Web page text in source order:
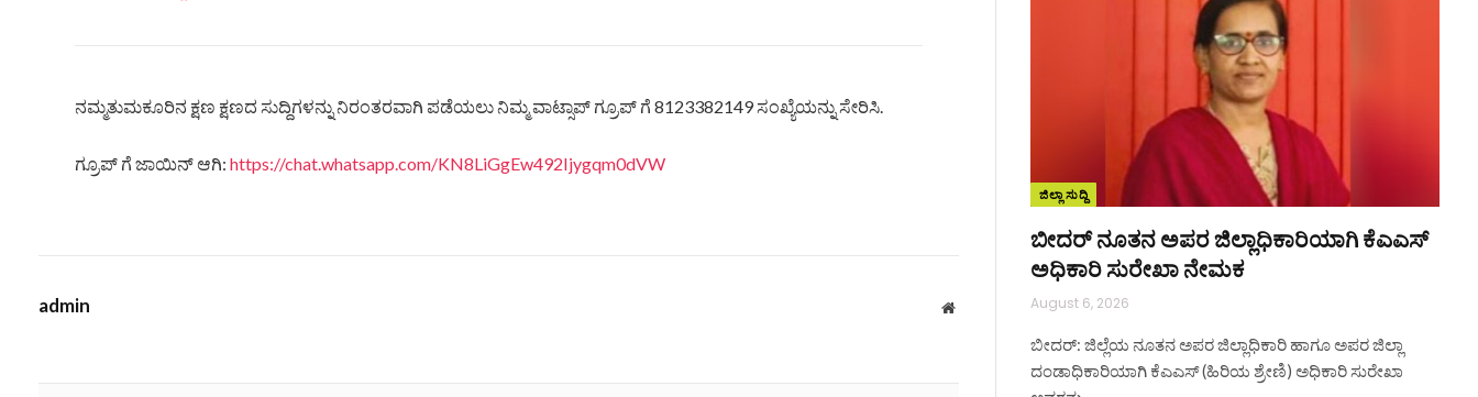
ನಮ್ಮತುಮಕೂರಿನ ಕ್ಷಣ ಕ್ಷಣದ ಸುದ್ದಿಗಳನ್ನು ನಿರಂತರವಾಗಿ ಪಡೆಯಲು ನಿಮ್ಮ ವಾಟ್ಸಾಪ್ ಗ್ರೂಪ್ ಗೆ 8123382149 ಸಂಖ್ಯೆಯನ್ನು ಸೇರಿಸಿ.
ಗ್ರೂಪ್ ಗೆ ಜಾಯಿನ್ ಆಗಿ: https://chat.whatsapp.com/KN8LiGgEw492Ijygqm0dVW
admin Website
ಜಿಲ್ಲಾ ಸುದ್ದಿ
ಬೀದರ್ ನೂತನ ಅಪರ ಜಿಲ್ಲಾಧಿಕಾರಿಯಾಗಿ ಕೆಎಎಸ್
ಅಧಿಕಾರಿ ಸುರೇಖಾ ನೇಮಕ
August 6, 2026
ಬೀದರ್: ಜಿಲ್ಲೆಯ ನೂತನ ಅಪರ ಜಿಲ್ಲಾಧಿಕಾರಿ ಹಾಗೂ ಅಪರ ಜಿಲ್ಲಾ
ದಂಡಾಧಿಕಾರಿಯಾಗಿ ಕೆಎಎಸ್ (ಹಿರಿಯ ಶ್ರೇಣಿ) ಅಧಿಕಾರಿ ಸುರೇಖಾ